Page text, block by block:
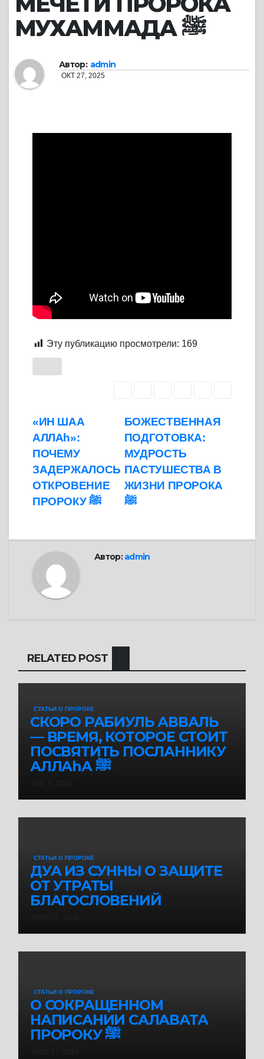
МУХАММАДА ﷺ
Автор: admin
ОКТ 27, 2025
Эту публикацию просмотрели: 169
Навигация
по
записям
БОЖЕСТВЕННАЯ
ПОДГОТОВКА:
МУДРОСТЬ
ПАСТУШЕСТВА В
ЖИЗНИ ПРОРОКА
ﷺ
«ИН ШАА
АЛЛАh»:
ПОЧЕМУ
ЗАДЕРЖАЛОСЬ
ОТКРОВЕНИЕ
ПРОРОКУ ﷺ
Автор:admin
RELATED POST
СТАТЬИ О ПРОРОКЕ
СКОРО РАБИУЛЬ АВВАЛЬ
— ВРЕМЯ, КОТОРОЕ СТОИТ
ПОСВЯТИТЬ ПОСЛАННИКУ
АЛЛАhА ﷺ
СТАТЬИ О ПРОРОКЕ
ДУА ИЗ СУННЫ О ЗАЩИТЕ
ОТ УТРАТЫ
БЛАГОСЛОВЕНИЙ
СТАТЬИ О ПРОРОКЕ
О СОКРАЩЕННОМ
НАПИСАНИИ САЛАВАТА
ПРОРОКУ ﷺ